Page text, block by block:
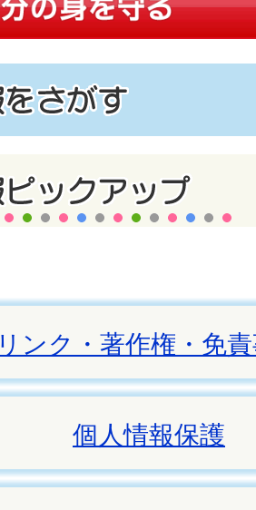
リンク・著作権・免
個人情報保護